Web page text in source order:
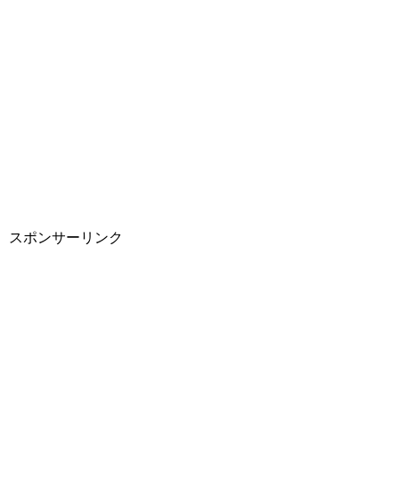
スポンサーリンク